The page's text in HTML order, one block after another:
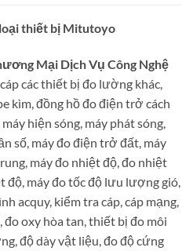
thiết bị Mitutoyo
Mại Dịch Vụ Công Nghệ
các thiết bị đo lường khác,
kìm, đồng hồ đo điện trở cách
hiện sóng, máy phát sóng,
số, máy đo điện trở đất, máy
máy đo nhiệt độ, đo nhiệt
độ, máy đo tốc độ lưu lượng gió,
acquy, kiểm tra cáp, cáp mạng,
oxy hòa tan, thiết bị đo môi
độ dày vật liệu, đo độ cứng